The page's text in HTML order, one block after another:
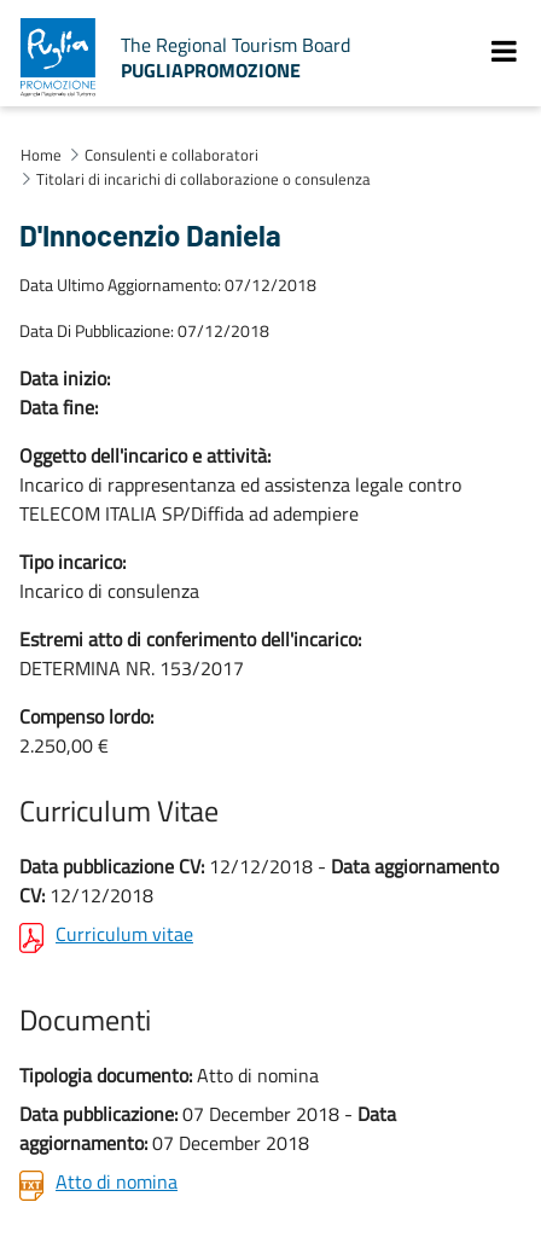
The Regional Tourism Board
PUGLIAPROMOZIONE
Home
Consulenti e collaboratori
Titolari di incarichi di collaborazione o consulenza
D'Innocenzio Daniela
Data Ultimo Aggiornamento: 07/12/2018
Data Di Pubblicazione: 07/12/2018
Data inizio:
Data fine:
Oggetto dell'incarico e attività:
Incarico di rappresentanza ed assistenza legale contro
TELECOM ITALIA SP/Diffida ad adempiere
Tipo incarico:
Incarico di consulenza
Estremi atto di conferimento dell'incarico:
DETERMINA NR. 153/2017
Compenso lordo:
2.250,00 €
Curriculum Vitae
Data pubblicazione CV: 12/12/2018 - Data aggiornamento
CV: 12/12/2018
Curriculum vitae
Documenti
Tipologia documento:Atto di nomina
Data pubblicazione:07 December 2018 - Data
aggiornamento:07 December 2018
Atto di nomina